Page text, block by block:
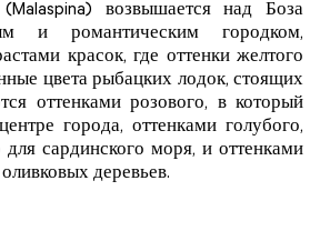
возвышается над Боза
и романтическим городком,
красок, где оттенки желтого
цвета рыбацких лодок, стоящих
оттенками розового, в который
города, оттенками голубого,
для сардинского моря, и оттенками
деревьев.